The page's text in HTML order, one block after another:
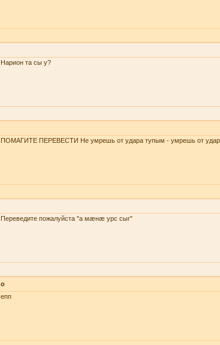
Нарион та сы у?
ПОМАГИТЕ ПЕРЕВЕСТИ Не умрешь от удара тупым - умрешь от
Переведите пожалуйста "а мæнæ урс сыг"
о
епп